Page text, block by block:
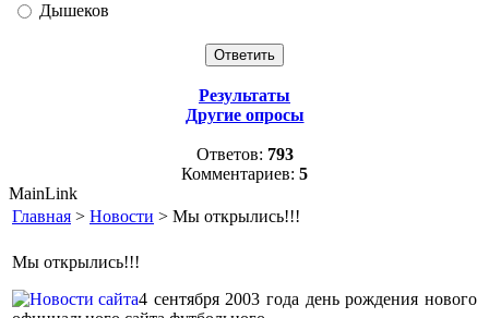
Дышеков
Результаты
Другие опросы
Ответов: 793
Комментариев: 5
MainLink
Главная > Новости > Мы открылись!!!
Мы открылись!!!
4 сентября 2003 года день рождения нового